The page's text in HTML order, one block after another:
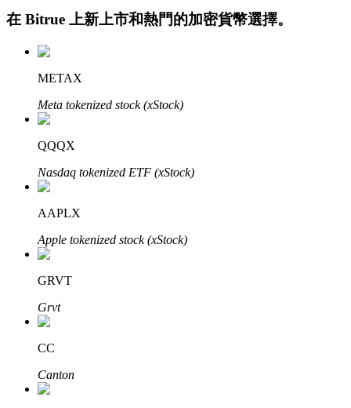
定投理财
享受活期理財及長期收益
學習理財
了解如何賺取穩定收入
Bitrue
在 Bitrue 上新上市和熱門的加密貨幣選擇。
METAX
Meta tokenized stock (xStock)
QQQX
Nasdaq tokenized ETF (xStock)
AAPLX
Apple tokenized stock (xStock)
GRVT
Grvt
CC
Canton